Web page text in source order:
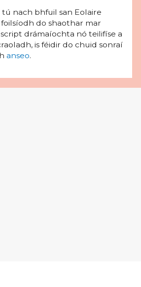
nach bhfuil san Eolaire
foilsíodh do shaothar mar
drámaíochta nó teilifíse a
is féidir do chuid sonraí
anseo.